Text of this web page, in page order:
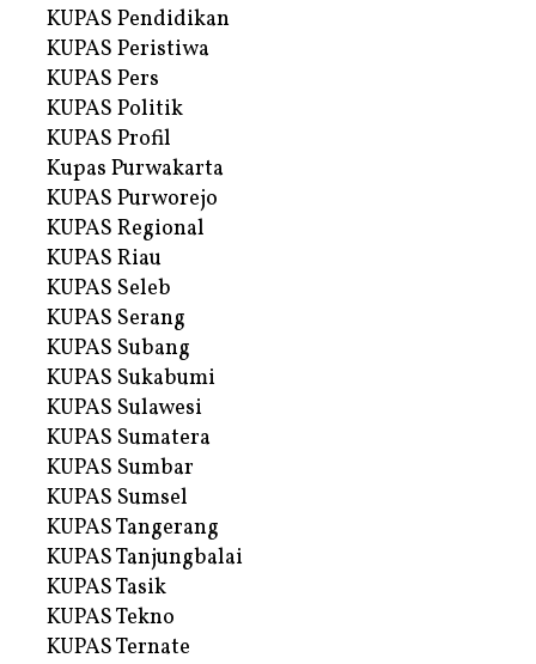
KUPAS Pendidikan
KUPAS Peristiwa
KUPAS Pers
KUPAS Politik
KUPAS Profil
Kupas Purwakarta
KUPAS Purworejo
KUPAS Regional
KUPAS Riau
KUPAS Seleb
KUPAS Serang
KUPAS Subang
KUPAS Sukabumi
KUPAS Sulawesi
KUPAS Sumatera
KUPAS Sumbar
KUPAS Sumsel
KUPAS Tangerang
KUPAS Tanjungbalai
KUPAS Tasik
KUPAS Tekno
KUPAS Ternate